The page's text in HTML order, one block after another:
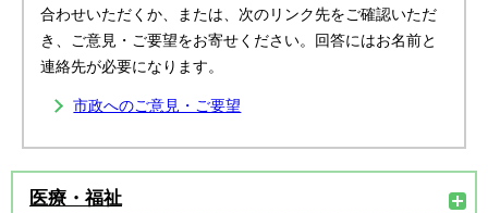
合わせいただくか、または、次のリンク先をご確認いただ
き、ご意見・ご要望をお寄せください。回答にはお名前と
連絡先が必要になります。
市政へのご意見・ご要望
医療・福祉